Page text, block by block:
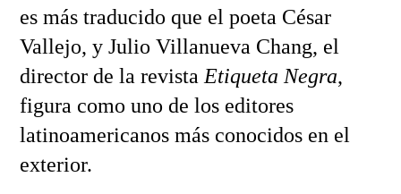
es más traducido que el poeta César
Vallejo, y Julio Villanueva Chang, el
director de la revista Etiqueta Negra,
figura como uno de los editores
latinoamericanos más conocidos en el
exterior.